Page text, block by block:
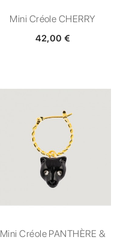
Mini Créole CHERRY
42,00 €
Mini Créole PANTHÈRE &